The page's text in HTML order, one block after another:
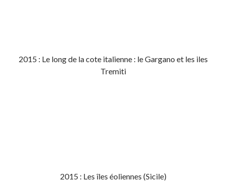
2015 : Le long de la cote italienne : le Gargano et les iles
Tremiti
2015 : Les îles éoliennes (Sicile)